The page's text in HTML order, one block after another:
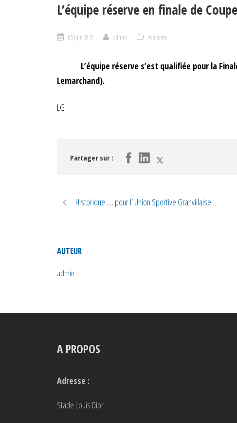
L’équipe réserve en finale de
05 Juin 2017 admin Actualités
L’équipe réserve s’est qualifiée pour la
Lemarchand).
LG
Partager sur :
Historique …. pour l’ Union Sportive Granvillaise…
AUTEUR
admin
A PROPOS
Adresse :
Stade Louis Dior